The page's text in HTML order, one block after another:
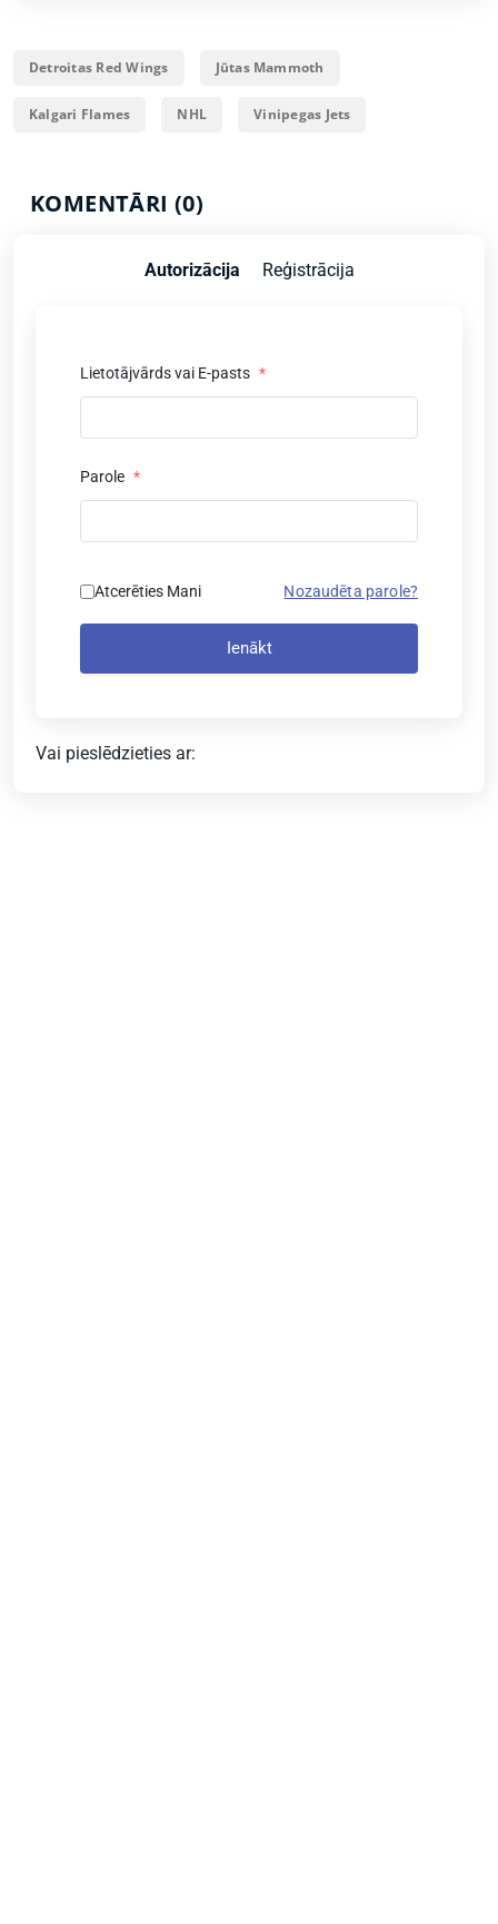
Detroitas Red Wings Jūtas Mammoth
Kalgari Flames NHL Vinipegas Jets
KOMENTĀRI (0)
Autorizācija Reģistrācija
Lietotājvārds vai E-pasts *
Parole *
Atcerēties Mani Nozaudēta parole?
Ienākt
Vai pieslēdzieties ar: